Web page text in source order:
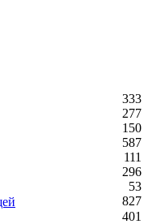
333
277
150
587
111
296
53
827
401